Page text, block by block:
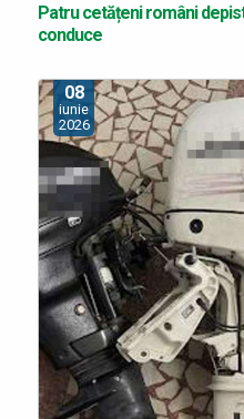
Patru cetățeni români
conduce
08
iunie
2026